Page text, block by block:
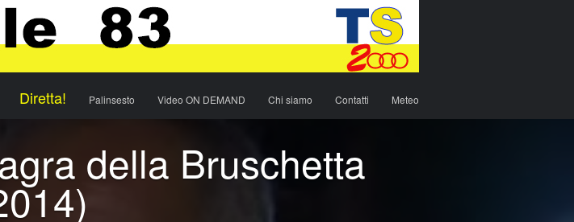
Diretta! Palinsesto Video ON DEMAND Chi siamo Contatti Meteo
della Bruschetta